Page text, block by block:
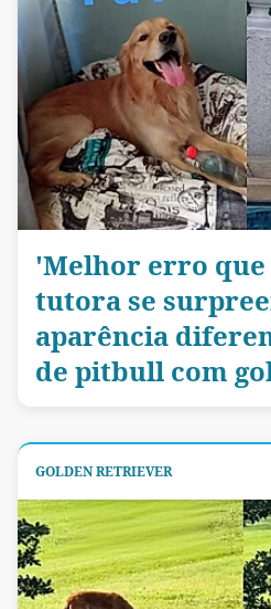
'Melhor erro que
tutora se
aparência
de pitbull com
GOLDEN RETRIEVER